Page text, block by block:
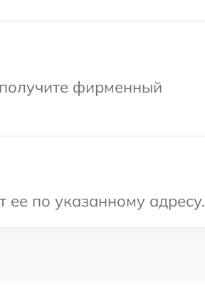
фирменный
по указанному адресу.